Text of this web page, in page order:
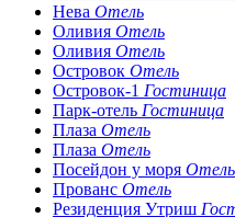
Нева Отель
Оливия Отель
Оливия Отель
Островок Отель
Островок-1 Гостиница
Парк-отель Гостиница
Плаза Отель
Плаза Отель
Посейдон у моря Отель
Прованс Отель
Резиденция Утриш